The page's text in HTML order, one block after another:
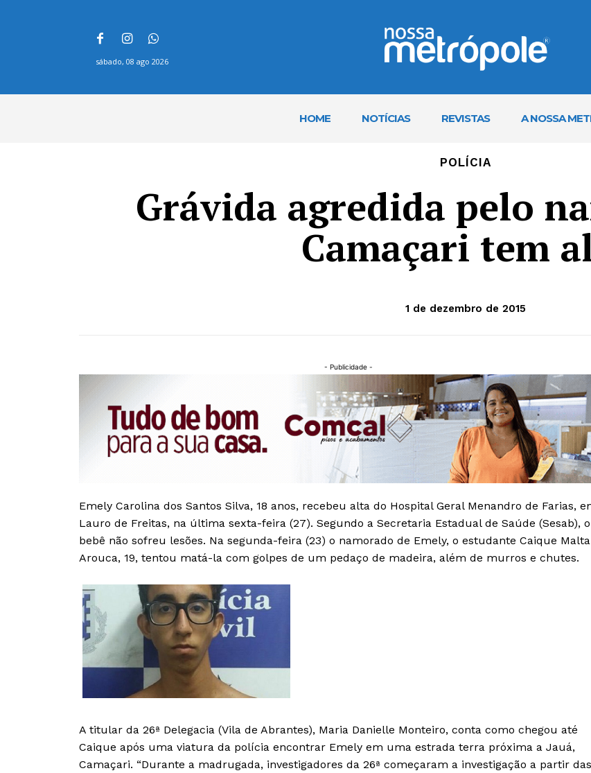
sábado, 08 ago 2026
HOME NOTÍCIAS REVISTAS A NOSSA
POLÍCIA
Grávida agredida pelo
Camaçari tem
1 de dezembro de 2015
- Publicidade -
Emely Carolina dos Santos Silva, 18 anos, recebeu alta do Hospital Geral Menandro de Farias,
Lauro de Freitas, na última sexta-feira (27). Segundo a Secretaria Estadual de Saúde (Sesab), o
bebê não sofreu lesões. Na segunda-feira (23) o namorado de Emely, o estudante Caique Malta
Arouca, 19, tentou matá-la com golpes de um pedaço de madeira, além de murros e chutes.
A titular da 26ª Delegacia (Vila de Abrantes), Maria Danielle Monteiro, conta como chegou até
Caique após uma viatura da polícia encontrar Emely em uma estrada terra próxima a Jauá,
Camaçari. “Durante a madrugada, investigadores da 26ª começaram a investigação a partir das